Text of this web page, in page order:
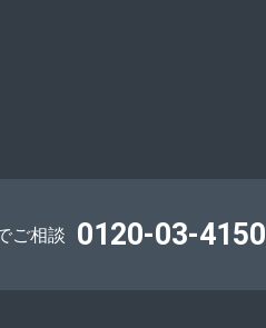
ご相談 0120-03-4150